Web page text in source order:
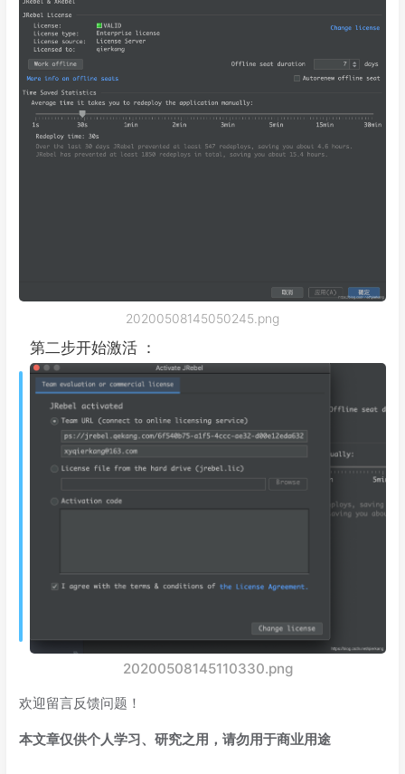
20200508145050245.png
第二步开始激活 ：
20200508145110330.png
欢迎留言反馈问题！
本文章仅供个人学习、研究之用，请勿用于商业用途